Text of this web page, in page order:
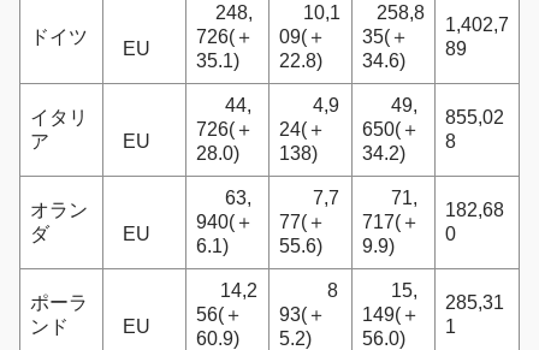
ドイツ
EU
248,
726(＋
35.1)
10,1
09(＋
22.8)
258,8
35(＋
34.6)
1,402,7
89
イタリ
ア
EU
44,
726(＋
28.0)
4,9
24(＋
138)
49,
650(＋
34.2)
855,02
8
オラン
ダ
EU
63,
940(＋
6.1)
7,7
77(＋
55.6)
71,
717(＋
9.9)
182,68
0
ポーラ
ンド
EU
14,2
56(＋
60.9)
8
93(＋
5.2)
15,
149(＋
56.0)
285,31
1